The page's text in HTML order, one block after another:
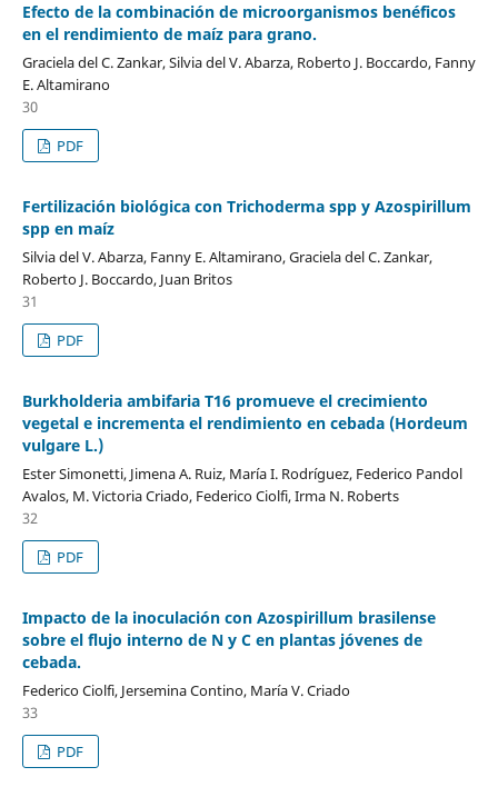
Efecto de la combinación de microorganismos benéficos
en el rendimiento de maíz para grano.
Graciela del C. Zankar, Silvia del V. Abarza, Roberto J. Boccardo, Fanny
E. Altamirano
30
PDF
Fertilización biológica con Trichoderma spp y Azospirillum
spp en maíz
Silvia del V. Abarza, Fanny E. Altamirano, Graciela del C. Zankar,
Roberto J. Boccardo, Juan Britos
31
PDF
Burkholderia ambifaria T16 promueve el crecimiento
vegetal e incrementa el rendimiento en cebada (Hordeum
vulgare L.)
Ester Simonetti, Jimena A. Ruiz, María I. Rodríguez, Federico Pandol
Avalos, M. Victoria Criado, Federico Ciolfi, Irma N. Roberts
32
PDF
Impacto de la inoculación con Azospirillum brasilense
sobre el flujo interno de N y C en plantas jóvenes de
cebada.
Federico Ciolfi, Jersemina Contino, María V. Criado
33
PDF